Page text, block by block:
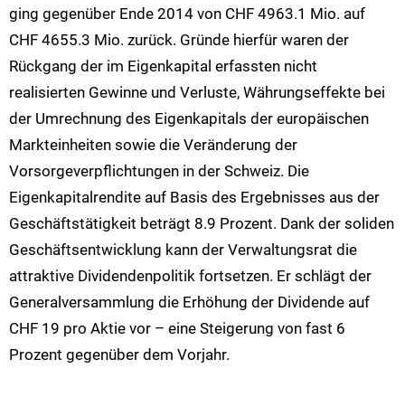
ging gegenüber Ende 2014 von CHF 4963.1 Mio. auf
CHF 4655.3 Mio. zurück. Gründe hierfür waren der
Rückgang der im Eigenkapital erfassten nicht
realisierten Gewinne und Verluste, Währungseffekte bei
der Umrechnung des Eigenkapitals der europäischen
Markteinheiten sowie die Veränderung der
Vorsorgeverpflichtungen in der Schweiz. Die
Eigenkapitalrendite auf Basis des Ergebnisses aus der
Geschäftstätigkeit beträgt 8.9 Prozent. Dank der soliden
Geschäftsentwicklung kann der Verwaltungsrat die
attraktive Dividendenpolitik fortsetzen. Er schlägt der
Generalversammlung die Erhöhung der Dividende auf
CHF 19 pro Aktie vor – eine Steigerung von fast 6
Prozent gegenüber dem Vorjahr.